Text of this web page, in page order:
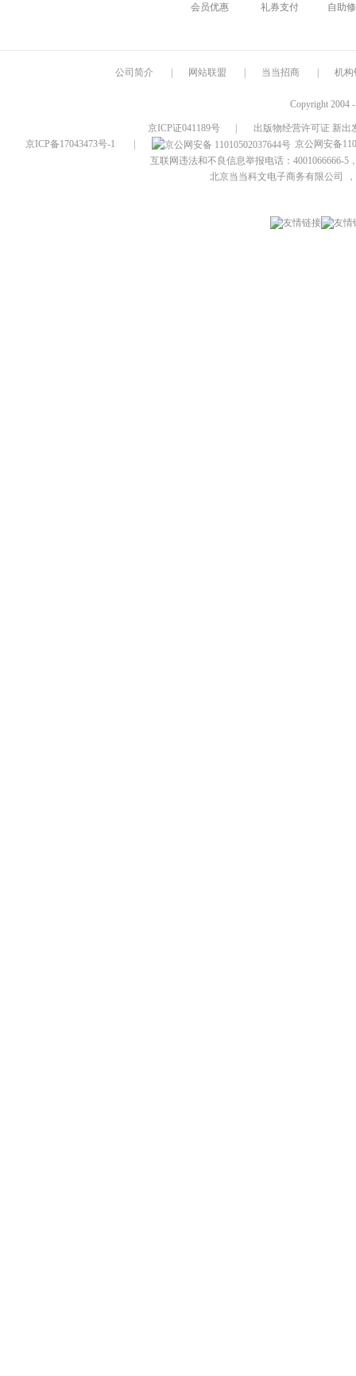
会员优惠
礼券支付
自助
公司简介 网站联盟 当当招商 机构
Copyright 2004
京ICP证041189号
出版物经营许可证 新出
京ICP备17043473号-1
京公网安备
互联网违法和不良信息举报电话：4001066666-5
北京当当科文电子商务有限公司